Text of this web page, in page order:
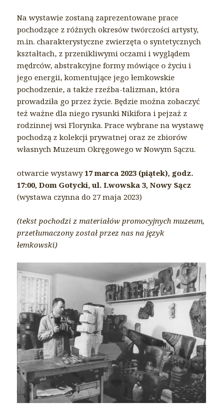
Na wystawie zostaną zaprezentowane prace
pochodzące z różnych okresów twórczości artysty,
m.in. charakterystyczne zwierzęta o syntetycznych
kształtach, z przenikliwymi oczami i wyglądem
mędrców, abstrakcyjne formy mówiące o życiu i
jego energii, komentujące jego łemkowskie
pochodzenie, a także rzeźba-talizman, która
prowadziła go przez życie. Będzie można zobaczyć
też ważne dla niego rysunki Nikifora i pejzaż z
rodzinnej wsi Florynka. Prace wybrane na wystawę
pochodzą z kolekcji prywatnej oraz ze zbiorów
własnych Muzeum Okręgowego w Nowym Sączu.
otwarcie wystawy17 marca 2023 (piątek), godz.
17:00, Dom Gotycki, ul. Lwowska 3, Nowy Sącz
(wystawa czynna do 27 maja 2023)
(tekst pochodzi z materiałów promocyjnych muzeum,
przetłumaczony został przez nas na język
łemkowski)